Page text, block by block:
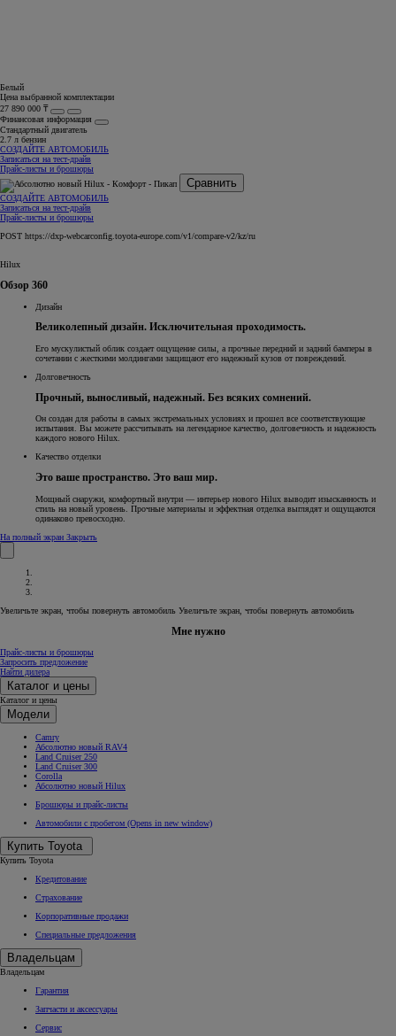
Белый
Цена выбранной комплектации
27 890 000 ₸
Финансовая информация
Стандартный двигатель
2.7 л бензин
СОЗДАЙТЕ АВТОМОБИЛЬ
Записаться на тест-драйв
Прайс-листы и брошюры
Сравнить
СОЗДАЙТЕ АВТОМОБИЛЬ
Записаться на тест-драйв
Прайс-листы и брошюры
POST https://dxp-webcarconfig.toyota-europe.com/v1/compare-v2/kz/ru
Hilux
Обзор 360
Дизайн
Великолепный дизайн. Исключительная проходимость.
Его мускулистый облик создает ощущение силы, а прочные передний и задний бамперы в
сочетании с жесткими молдингами защищают его надежный кузов от повреждений.
Долговечность
Прочный, выносливый, надежный. Без всяких сомнений.
Он создан для работы в самых экстремальных условиях и прошел все соответствующие
испытания. Вы можете рассчитывать на легендарное качество, долговечность и надежность
каждого нового Hilux.
Качество отделки
Это ваше пространство. Это ваш мир.
Мощный снаружи, комфортный внутри — интерьер нового Hilux выводит изысканность и
стиль на новый уровень. Прочные материалы и эффектная отделка выглядят и ощущаются
одинаково превосходно.
На полный экран Закрыть
Увеличьте экран, чтобы повернуть автомобиль Увеличьте экран, чтобы повернуть автомобиль
Мне нужно
Прайс-листы и брошюры
Запросить предложение
Найти дилера
Каталог и цены
Каталог и цены
Модели
Camry
Абсолютно новый RAV4
Land Cruiser 250
Land Cruiser 300
Corolla
Абсолютно новый Hilux
Брошюры и прайс-листы
Автомобили с пробегом (Opens in new window)
Купить Toyota
Купить Toyota
Кредитование
Страхование
Корпоративные продажи
Специальные предложения
Владельцам
Владельцам
Гарантия
Запчасти и аксессуары
Сервис